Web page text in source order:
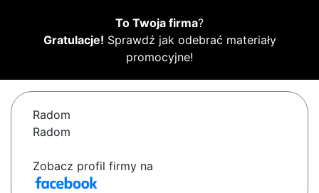
To Twoja firma?
Gratulacje! Sprawdź jak odebrać materiały
promocyjne!
Radom
Radom
Zobacz profil firmy na